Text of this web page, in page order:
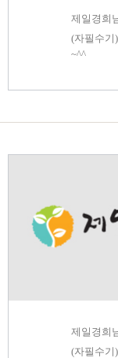
제일경희
(자필수기
~^^
제일경희
(자필수기